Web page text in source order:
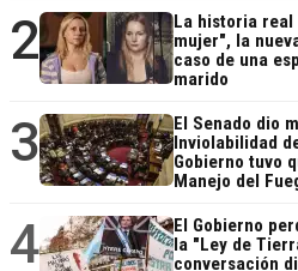
2
La historia real
mujer", la
caso de una
marido
3
El Senado dio
Inviolabilidad
Gobierno tuvo
Manejo del
4
El Gobierno
la "Ley de
conversación